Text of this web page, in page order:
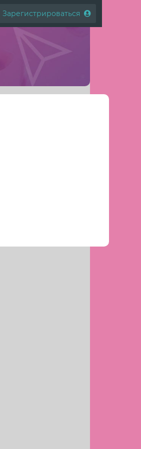
Зарегистрироваться